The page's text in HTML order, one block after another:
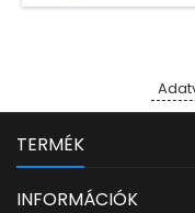
TERMÉK
INFORMÁCIÓK